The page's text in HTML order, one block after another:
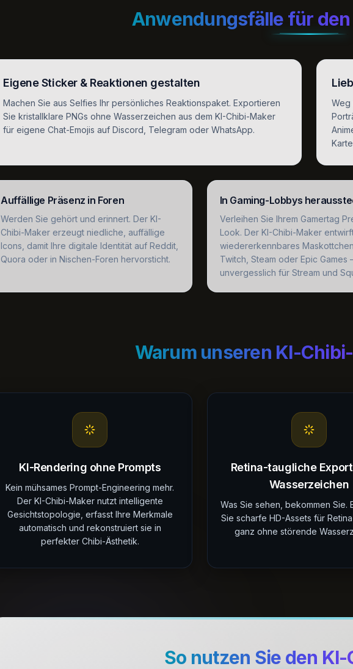
Anwendungsfälle für
Eigene Sticker & Reaktionen gestalten
Machen Sie aus Selfies Ihr persönliches Reaktionspaket. Exportieren
Sie kristallklare PNGs ohne Wasserzeichen aus dem KI-Chibi-Maker
für eigene Chat-Emojis auf Discord, Telegram oder WhatsApp.
Weg
Auffällige Präsenz in Foren
Werden Sie gehört und erinnert. Der KI-
Chibi-Maker erzeugt niedliche, auffällige
Icons, damit Ihre digitale Identität auf Reddit,
Quora oder in Nischen-Foren hervorsticht.
In Gaming-Lobbys
Verleihen Sie Ihrem Gamertag
Look. Der KI-Chibi-Maker
wiedererkennbares
Twitch, Steam oder Epic Games
unvergesslich für Stream und
Warum unseren KI-
KI-Rendering ohne Prompts
Kein mühsames Prompt-Engineering mehr.
Der KI-Chibi-Maker nutzt intelligente
Gesichtstopologie, erfasst Ihre Merkmale
automatisch und rekonstruiert sie in
perfekter Chibi-Ästhetik.
Retina-taugliche
Wasserzeichen
Was Sie sehen, bekommen Sie.
Sie scharfe HD-Assets für
ganz ohne störende
So nutzen Sie den